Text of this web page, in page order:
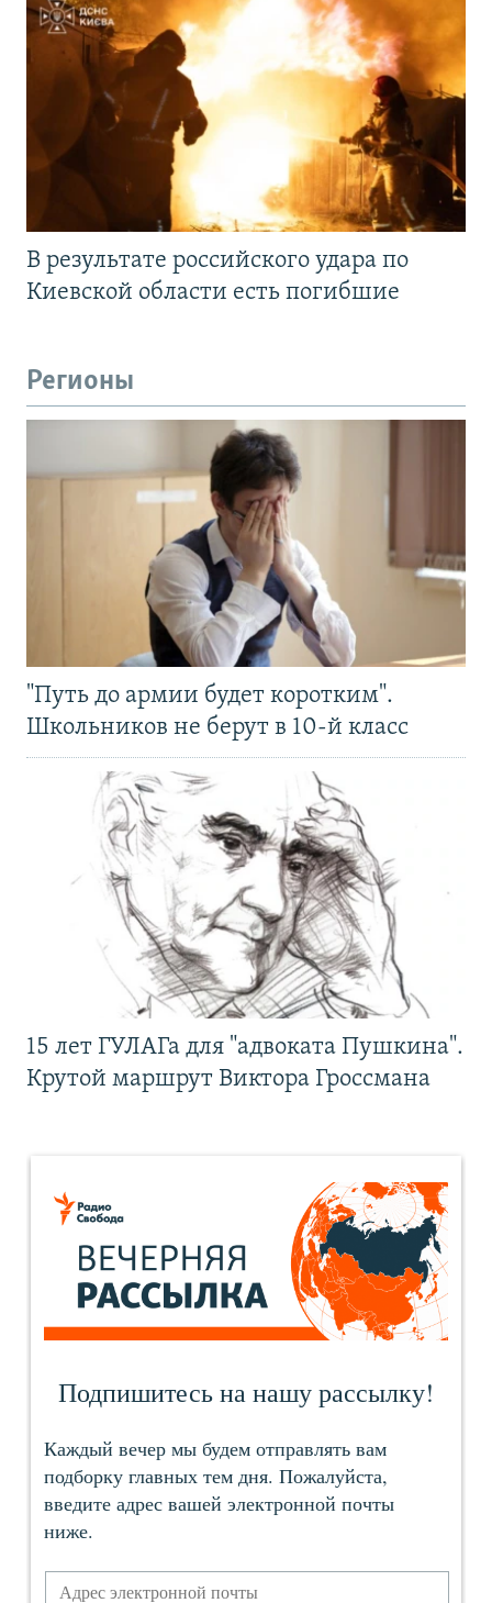
В результате российского удара по
Киевской области есть погибшие
Регионы
"Путь до армии будет коротким".
Школьников не берут в 10-й класс
15 лет ГУЛАГа для "адвоката Пушкина".
Крутой маршрут Виктора Гроссмана